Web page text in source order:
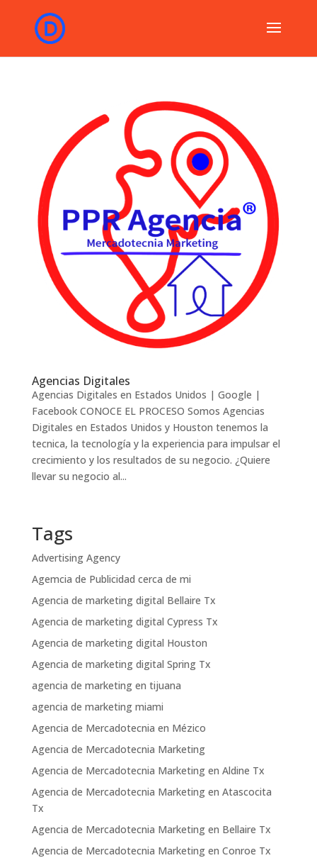
Agencias Digitales
Agencias Digitales en Estados Unidos | Google |
Facebook CONOCE EL PROCESO Somos Agencias
Digitales en Estados Unidos y Houston tenemos la
tecnica, la tecnología y la experiencia para impulsar el
crecimiento y los resultados de su negocio. ¿Quiere
llevar su negocio al...
Tags
Advertising Agency
Agemcia de Publicidad cerca de mi
Agencia de marketing digital Bellaire Tx
Agencia de marketing digital Cypress Tx
Agencia de marketing digital Houston
Agencia de marketing digital Spring Tx
agencia de marketing en tijuana
agencia de marketing miami
Agencia de Mercadotecnia en Mézico
Agencia de Mercadotecnia Marketing
Agencia de Mercadotecnia Marketing en Aldine Tx
Agencia de Mercadotecnia Marketing en Atascocita
Tx
Agencia de Mercadotecnia Marketing en Bellaire Tx
Agencia de Mercadotecnia Marketing en Conroe Tx